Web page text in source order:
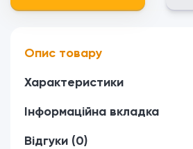
Опис товару
Характеристики
Інформаційна вкладка
Відгуки (0)